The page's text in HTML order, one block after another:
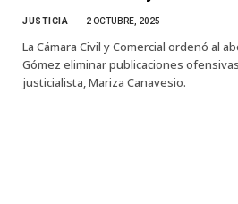
JUSTICIA 2 OCTUBRE, 2025
La Cámara Civil y Comercial ordenó al
Gómez eliminar publicaciones
justicialista, Mariza Canavesio.